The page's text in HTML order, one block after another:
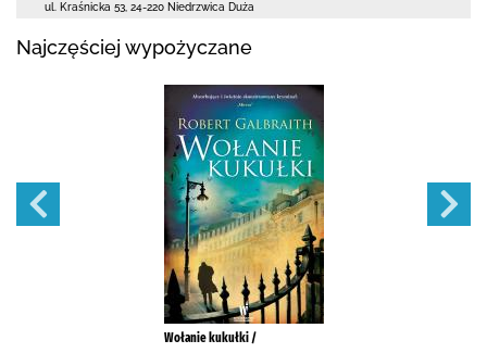
ul. Kraśnicka 53 24-220 Niedrzwica Duża
Najczęściej wypożyczane
Wołanie kukułki /